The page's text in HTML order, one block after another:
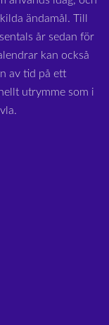
ändamål. Till
år sedan för
kan också
av tid på ett
utrymme som i